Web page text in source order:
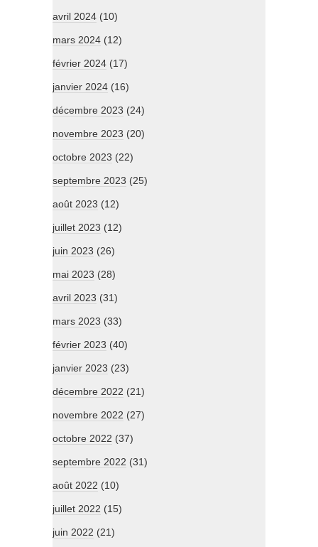
avril 2024 (10)
mars 2024 (12)
février 2024 (17)
janvier 2024 (16)
décembre 2023 (24)
novembre 2023 (20)
octobre 2023 (22)
septembre 2023 (25)
août 2023 (12)
juillet 2023 (12)
juin 2023 (26)
mai 2023 (28)
avril 2023 (31)
mars 2023 (33)
février 2023 (40)
janvier 2023 (23)
décembre 2022 (21)
novembre 2022 (27)
octobre 2022 (37)
septembre 2022 (31)
août 2022 (10)
juillet 2022 (15)
juin 2022 (21)